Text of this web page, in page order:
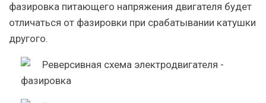
фазировка питающего напряжения двигателя будет
отличаться от фазировки при срабатывании катушки
другого.